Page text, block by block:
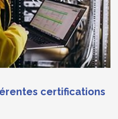
certifications